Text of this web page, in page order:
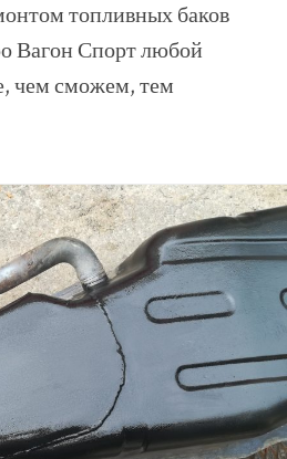
топливных баков
Вагон Спорт любой
чем сможем, тем